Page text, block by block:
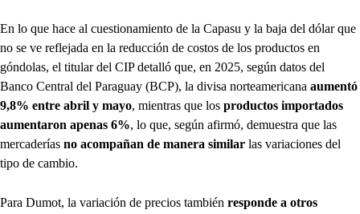
En lo que hace al cuestionamiento de la Capasu y la baja del dólar que
no se ve reflejada en la reducción de costos de los productos en
góndolas, el titular del CIP detalló que, en 2025, según datos del
Banco Central del Paraguay (BCP), la divisa norteamericana aumentó
9,8% entre abril y mayo, mientras que los productos importados
aumentaron apenas 6%, lo que, según afirmó, demuestra que las
mercaderías no acompañan de manera similar las variaciones del
tipo de cambio.
Para Dumot, la variación de precios también responde a otros